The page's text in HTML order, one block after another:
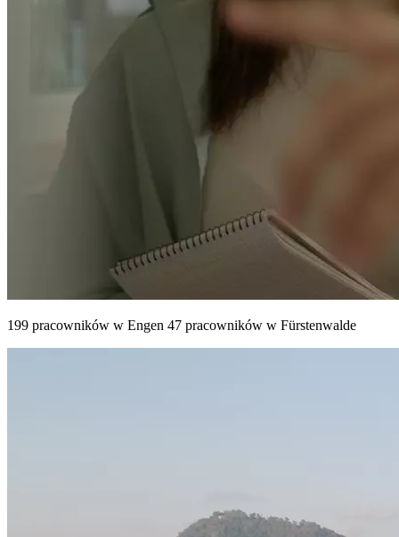
199 pracowników w Engen 47 pracowników w Fürstenwalde